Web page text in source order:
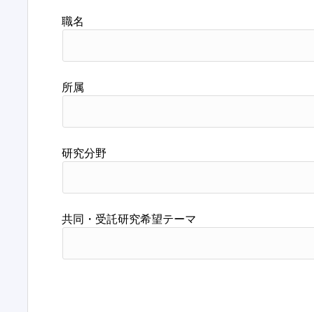
職名
所属
研究分野
共同・受託研究希望テーマ